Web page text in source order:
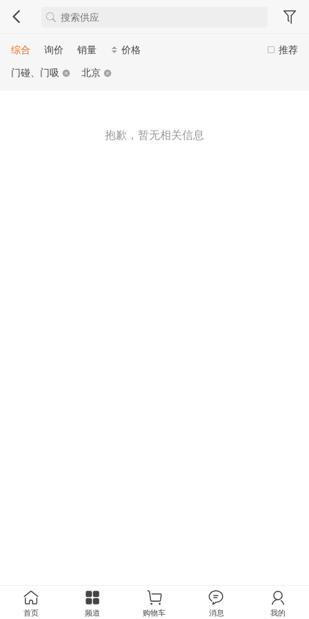
推荐
综合 询价 销量
价格
门碰、门吸
北京
抱歉，暂无相关信息
首页 频道 购物车 消息 我的